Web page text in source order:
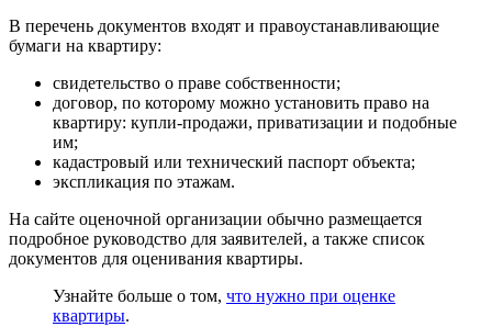
В перечень документов входят и правоустанавливающие
бумаги на квартиру:
свидетельство о праве собственности;
договор, по которому можно установить право на
квартиру: купли-продажи, приватизации и подобные
им;
кадастровый или технический паспорт объекта;
экспликация по этажам.
На сайте оценочной организации обычно размещается
подробное руководство для заявителей, а также список
документов для оценивания квартиры.
Узнайте больше о том, что нужно при оценке
квартиры.